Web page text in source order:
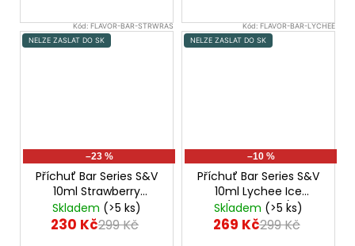
Kód:FLAVOR-BAR-STRWRAS
NELZE ZASLAT DO SK
–23 %
Příchuť Bar Series S&V
10ml Strawberry
Raspberry Cherry
(Jahoda, malina a
Skladem (>5 ks)
230 Kč299 Kč
Kód:FLAVOR-BAR-LYCHEE
NELZE ZASLAT DO SK
–10 %
Příchuť Bar Series S&V
10ml Lychee Ice
(Ledové liči)
Skladem (>5 ks)
269 Kč299 Kč